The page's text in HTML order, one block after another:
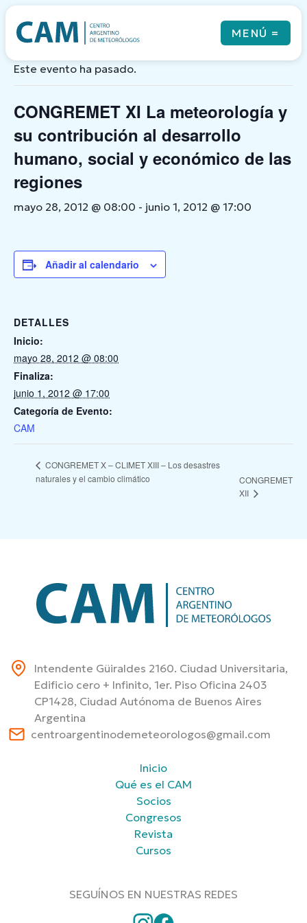
Skip
content
Qué es el CAM
Noticias
Revista
Eventos
Links
MENÚ =
« Todos los Eventos
Este evento ha pasado.
CONGREMET XI La meteorología y
su contribución al desarrollo
humano, social y económico de las
regiones
mayo 28, 2012 @ 08:00 - junio 1, 2012 @ 17:00
Añadir al calendario
DETALLES
Inicio:
mayo 28, 2012 @ 08:00
Finaliza:
junio 1, 2012 @ 17:00
Categoría de Evento:
CAM
CONGREMET X – CLIMET XIII – Los desastres
naturales y el cambio climático
CONGREMET
XII
Intendente Güiraldes 2160. Ciudad Universitaria,
Edificio cero + Infinito, 1er. Piso Oficina 2403
CP1428, Ciudad Autónoma de Buenos Aires
Argentina
centroargentinodemeteorologos@gmail.com
Inicio
Qué es el CAM
Socios
Congresos
Revista
Cursos
SEGUÍNOS EN NUESTRAS REDES